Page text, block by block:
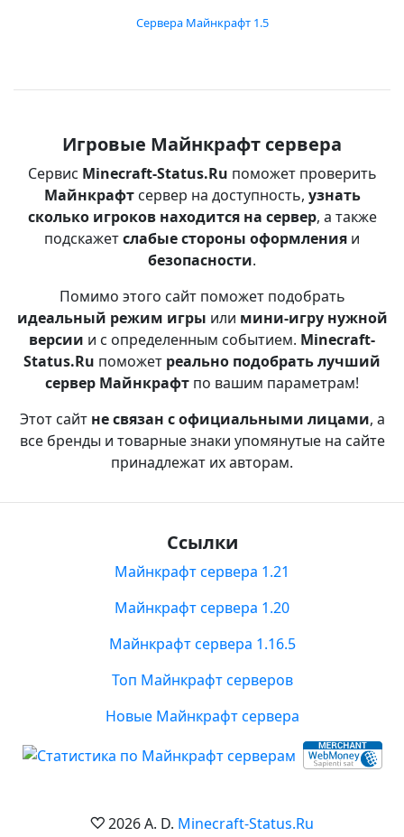
Сервера Майнкрафт 1.5
Игровые Майнкрафт сервера
Сервис Minecraft-Status.Ru поможет проверить
Майнкрафтсервер на доступность, узнать
сколько игроков находится на сервер, а также
подскажетслабые стороны оформления и
безопасности.
Помимо этого сайт поможет подобрать
идеальный режим игры или мини-игру нужной
версии и с определенным событием. Minecraft-
Status.Ru поможет реально подобрать лучший
сервер Майнкрафт по вашим параметрам!
Этот сайт не связан с официальными лицами, а
все бренды и товарные знаки упомянутые на сайте
принадлежат их авторам.
Ссылки
Майнкрафт сервера 1.21
Майнкрафт сервера 1.20
Майнкрафт сервера 1.16.5
Топ Майнкрафт серверов
Новые Майнкрафт сервера
2026 A. D. Minecraft-Status.Ru